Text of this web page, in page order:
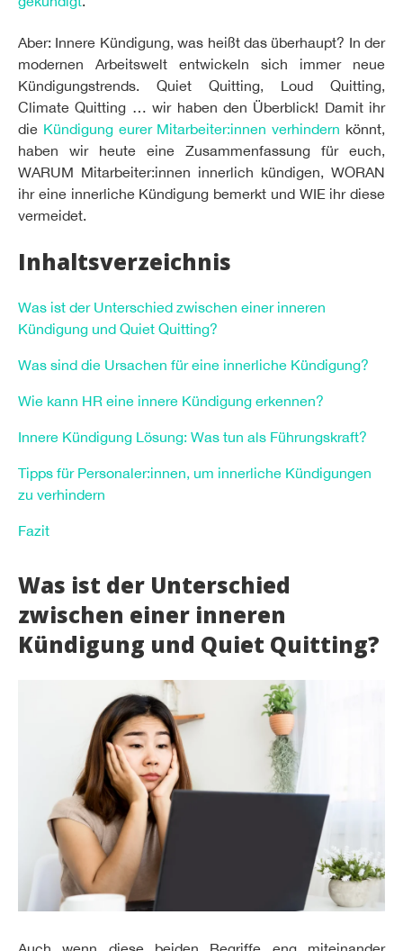
Aber: Innere Kündigung, was heißt das überhaupt? In der
modernen Arbeitswelt entwickeln sich immer neue
Kündigungstrends. Quiet Quitting, Loud Quitting,
Climate Quitting … wir haben den Überblick! Damit ihr
die Kündigung eurer Mitarbeiter:innen verhindern könnt,
haben wir heute eine Zusammenfassung für euch,
WARUM Mitarbeiter:innen innerlich kündigen, WORAN
ihr eine innerliche Kündigung bemerkt und WIE ihr diese
vermeidet.
Inhaltsverzeichnis
Was ist der Unterschied zwischen einer inneren
Kündigung und Quiet Quitting?
Was sind die Ursachen für eine innerliche Kündigung?
Wie kann HR eine innere Kündigung erkennen?
Innere Kündigung Lösung: Was tun als Führungskraft?
Tipps für Personaler:innen, um innerliche Kündigungen
zu verhindern
Fazit
Was ist der Unterschied
zwischen einer inneren
Kündigung und Quiet Quitting?